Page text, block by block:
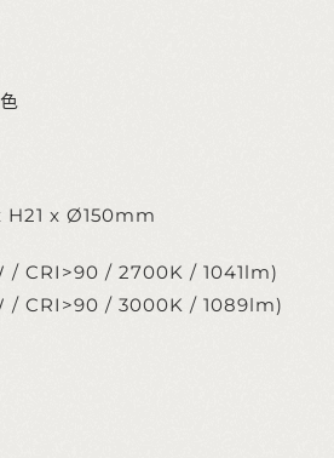
x Ø150mm
/ CRI>90 / 2700K / 1041lm)
/ CRI>90 / 3000K / 1089lm)